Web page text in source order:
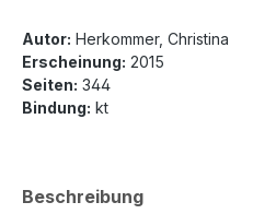
Autor: Herkommer, Christina
Erscheinung: 2015
Seiten: 344
Bindung: kt
Beschreibung